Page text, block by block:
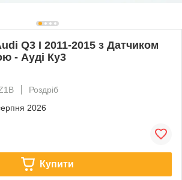
Q3 I 2011-2015 з Датчиком
- Ауді Ку3
Роздріб
2026
Купити